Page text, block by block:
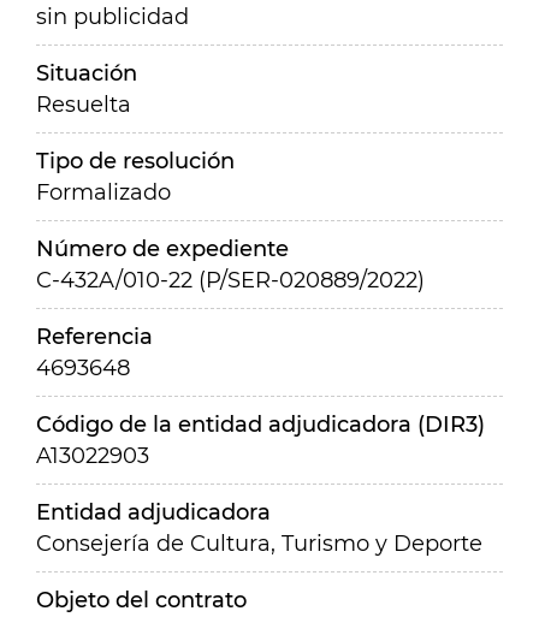
sin publicidad
Situación
Resuelta
Tipo de resolución
Formalizado
Número de expediente
C-432A/010-22 (P/SER-020889/2022)
Referencia
4693648
Código de la entidad adjudicadora (DIR3)
A13022903
Entidad adjudicadora
Consejería de Cultura, Turismo y Deporte
Objeto del contrato